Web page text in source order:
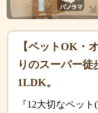
【ペットOK・
りのスーパー
1LDK。
『12大切なペッ